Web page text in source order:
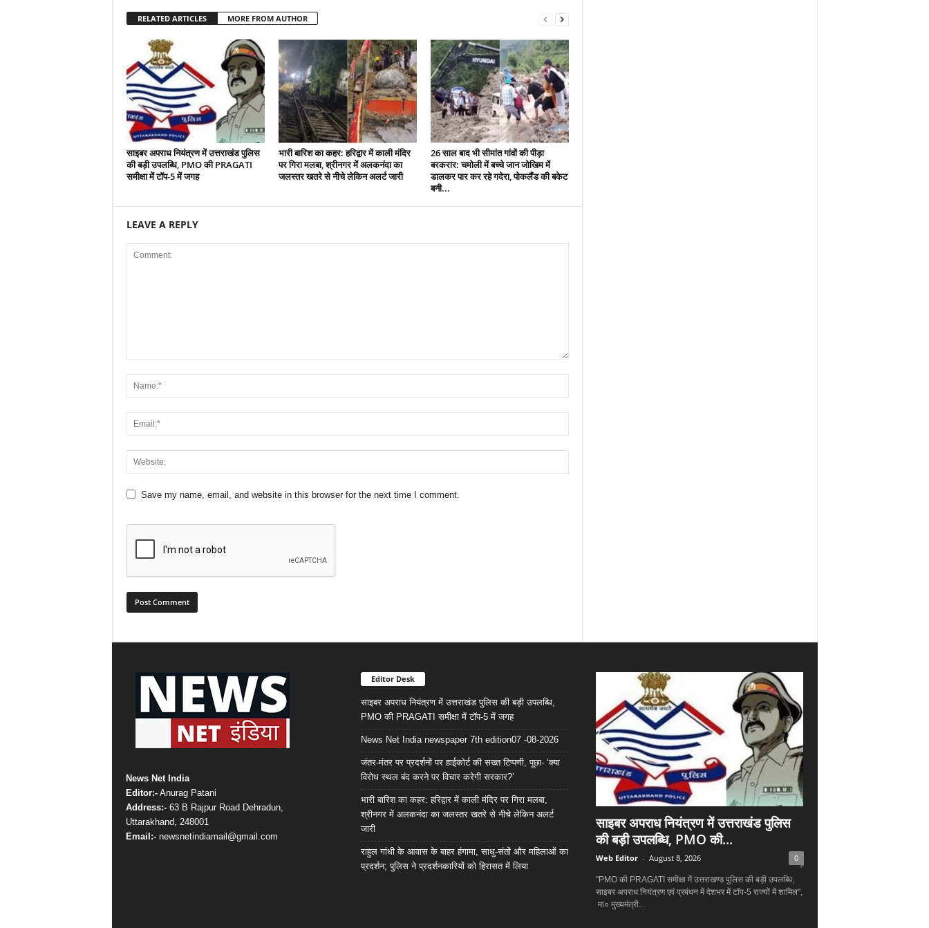
RELATED ARTICLES MORE FROM AUTHOR
साइबर अपराध नियंत्रण में उत्तराखंड पुलिस
की बड़ी उपलब्धि, PMO की PRAGATI
समीक्षा में टॉप-5 में जगह
भारी बारिश का कहर: हरिद्वार में काली मंदिर
पर गिरा मलबा, श्रीनगर में अलकनंदा का
जलस्तर खतरे से नीचे लेकिन अलर्ट जारी
26 साल बाद भी सीमांत गांवों की पीड़ा
बरकरार: चमोली में बच्चे जान जोखिम में
डालकर पार कर रहे गदेरा, पोकलैंड की बकेट
बनी...
LEAVE A REPLY
Save my name, email, and website in this browser for the next time I comment.
News Net India
Editor:-Anurag Patani
Address:-63 B Rajpur Road Dehradun,
Uttarakhand, 248001
Email:-newsnetindiamail@gmail.com
Editor Desk
साइबर अपराध नियंत्रण में उत्तराखंड पुलिस की बड़ी उपलब्धि,
PMO की PRAGATI समीक्षा में टॉप-5 में जगह
News Net India newspaper 7th edition07 -08-2026
जंतर-मंतर पर प्रदर्शनों पर हाईकोर्ट की सख्त टिप्पणी, पूछा- ‘क्या
विरोध स्थल बंद करने पर विचार करेगी सरकार?’
भारी बारिश का कहर: हरिद्वार में काली मंदिर पर गिरा मलबा,
श्रीनगर में अलकनंदा का जलस्तर खतरे से नीचे लेकिन अलर्ट
जारी
राहुल गांधी के आवास के बाहर हंगामा, साधु-संतों और महिलाओं का
प्रदर्शन; पुलिस ने प्रदर्शनकारियों को हिरासत में लिया
साइबर अपराध नियंत्रण में उत्तराखंड पुलिस
की बड़ी उपलब्धि, PMO की...
Web Editor - August 8, 2026 0
"PMO की PRAGATI समीक्षा में उत्तराखण्ड पुलिस की बड़ी उपलब्धि,
साइबर अपराध नियंत्रण एवं प्रबंधन में देशभर में टॉप-5 राज्यों में शामिल",
मा० मुख्यमंत्री...